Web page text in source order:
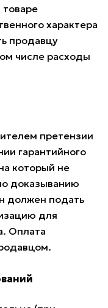
товаре
характера
продавцу
числе расходы
претензии
гарантийного
который не
доказыванию
должен подать
для
Оплата